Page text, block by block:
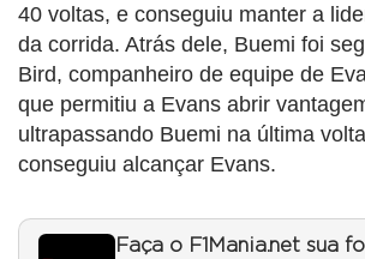
40 voltas, e conseguiu manter a
da corrida. Atrás dele, Buemi foi
Bird, companheiro de equipe de
que permitiu a Evans abrir
ultrapassando Buemi na última
conseguiu alcançar Evans.
Faça o F1Mania.net sua